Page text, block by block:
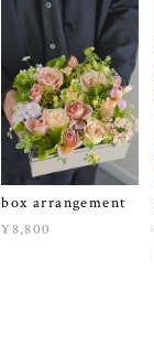
box arrangement
¥8,800